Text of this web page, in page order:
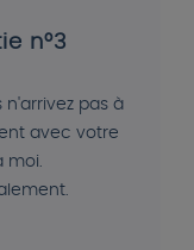
n°3
n'arrivez pas à
avec votre
moi.